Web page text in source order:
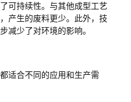
可持续性。与其他成型工艺
产生的废料更少。此外，技
减少了对环境的影响。
适合不同的应用和生产需